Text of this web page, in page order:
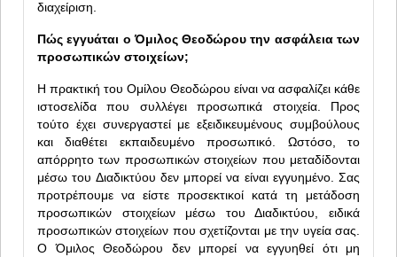
διαχείριση.
Πώς εγγυάται ο Όμιλος Θεοδώρου την ασφάλεια των
προσωπικών στοιχείων;
Η πρακτική του Ομίλου Θεοδώρου είναι να ασφαλίζει κάθε
ιστοσελίδα που συλλέγει προσωπικά στοιχεία. Προς
τούτο έχει συνεργαστεί με εξειδικευμένους συμβούλους
και διαθέτει εκπαιδευμένο προσωπικό. Ωστόσο, το
απόρρητο των προσωπικών στοιχείων που μεταδίδονται
μέσω του Διαδικτύου δεν μπορεί να είναι εγγυημένο. Σας
προτρέπουμε να είστε προσεκτικοί κατά τη μετάδοση
προσωπικών στοιχείων μέσω του Διαδικτύου, ειδικά
προσωπικών στοιχείων που σχετίζονται με την υγεία σας.
Ο Όμιλος Θεοδώρου δεν μπορεί να εγγυηθεί ότι μη